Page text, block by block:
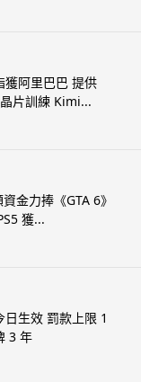
獲阿里巴巴 提供
片訓練 Kimi...
金力捧《GTA 6》
獲...
日生效 罰款上限 1
3 年